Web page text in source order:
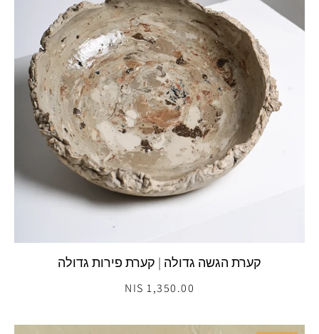
1,350.00 NIS
קערת הגשה גדולה | קערת פירות גדולה